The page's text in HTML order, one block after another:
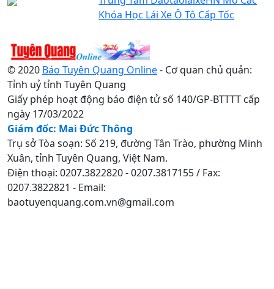
Khóa Học Lái Xe Ô Tô Cấp Tốc
© 2020 Báo Tuyên Quang Online- Cơ quan chủ quản:
Tỉnh uỷ tỉnh Tuyên Quang
Giấy phép hoạt động báo điện tử số 140/GP-BTTTT cấp
ngày 17/03/2022
Giám đốc: Mai Đức Thông
Trụ sở Tòa soạn: Số 219, đường Tân Trào, phường Minh
Xuân, tỉnh Tuyên Quang, Việt Nam.
Điện thoại: 0207.3822820 - 0207.3817155 / Fax:
0207.3822821 - Email:
baotuyenquang.com.vn@gmail.com